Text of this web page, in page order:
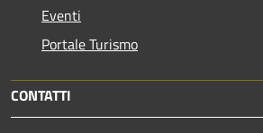
Eventi
Portale Turismo
CONTATTI